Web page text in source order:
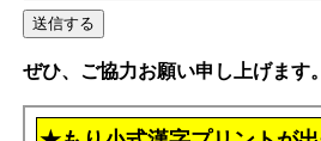
ぜひ、ご協力お願い申し上げます。